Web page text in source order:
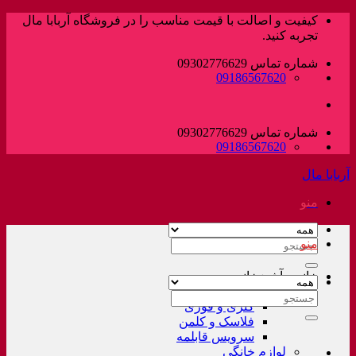
پرش
کیفیت و اصالت با قیمت مناسب را در فروشگاه آربابا مال
تجربه کنید.
شماره تماس 09302776629
09186567620
شماره تماس 09302776629
09186567620
آربابا مال
منو
جستجو
خانه و آشپزخانه
لوازم خانگی غیر برقی
کتری و قوری
فلاسک و کلمن
سرویس قابلمه
لوازم خانگی
منو
جستجو